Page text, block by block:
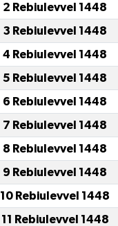
2 Rebiulevvel 1448
3 Rebiulevvel 1448
4 Rebiulevvel 1448
5 Rebiulevvel 1448
6 Rebiulevvel 1448
7 Rebiulevvel 1448
8 Rebiulevvel 1448
9 Rebiulevvel 1448
10 Rebiulevvel 1448
11 Rebiulevvel 1448